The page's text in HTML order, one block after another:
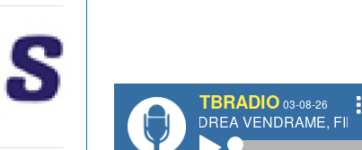
TBRADIO 03-08-26
GIANETTI, ANDREA VENDRAME, FILIPPO FIORELLI